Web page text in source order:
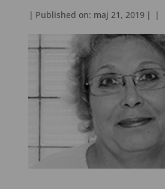
| Published on: maj 21, 2019 | |